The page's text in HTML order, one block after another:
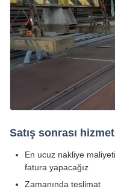
Satış sonrası hizmet
En ucuz nakliye
fatura yapacağız
Zamanında teslimat